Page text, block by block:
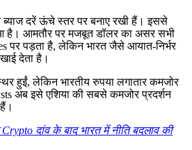
ब्याज दरें ऊंचे स्तर पर बनाए रखी हैं। इससे
है। आमतौर पर मजबूत डॉलर का असर सभी
पर पड़ता है, लेकिन भारत जैसे आयात-निर्भर
देता है।
हुईं, लेकिन भारतीय रुपया लगातार कमजोर
अब इसे एशिया की सबसे कमजोर प्रदर्शन
दांव के बाद भारत में नीति बदलाव की